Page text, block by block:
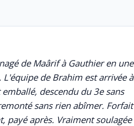
de Maârif à Gauthier en une
de Brahim est arrivée à
descendu du 3e sans
sans rien abîmer. Forfait
payé après. Vraiment soulagée